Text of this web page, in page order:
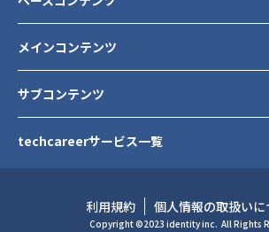
メインコンテンツ
サブコンテンツ
techcareerサービス一覧
利用規約 個人情報の取扱いに
Copyright ©2023 identity inc. All Rights